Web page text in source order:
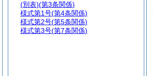
(別表)(第3条関係)
様式第1号(第4条関係)
様式第2号(第5条関係)
様式第3号(第7条関係)